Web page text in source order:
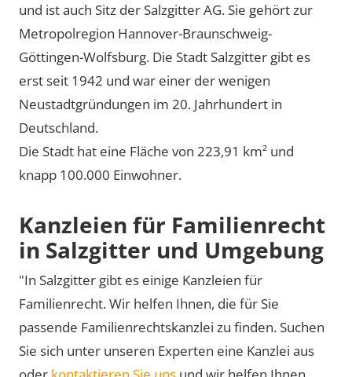
und ist auch Sitz der Salzgitter AG. Sie gehört zur
Metropolregion Hannover-Braunschweig-
Göttingen-Wolfsburg. Die Stadt Salzgitter gibt es
erst seit 1942 und war einer der wenigen
Neustadtgründungen im 20. Jahrhundert in
Deutschland.
Die Stadt hat eine Fläche von 223,91 km² und
knapp 100.000 Einwohner.
Kanzleien für Familienrecht
in Salzgitter und Umgebung
"In Salzgitter gibt es einige Kanzleien für
Familienrecht. Wir helfen Ihnen, die für Sie
passende Familienrechtskanzlei zu finden. Suchen
Sie sich unter unseren Experten eine Kanzlei aus